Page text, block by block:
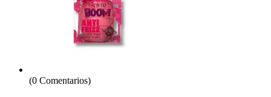
(0 Comentarios)